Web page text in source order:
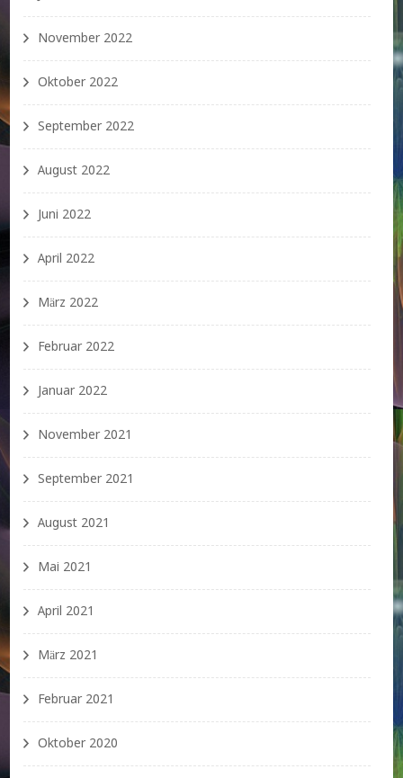
November 2022
Oktober 2022
September 2022
August 2022
Juni 2022
April 2022
März 2022
Februar 2022
Januar 2022
November 2021
September 2021
August 2021
Mai 2021
April 2021
März 2021
Februar 2021
Oktober 2020